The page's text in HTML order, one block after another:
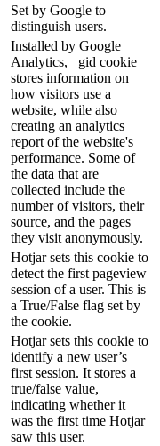
Set by Google to
distinguish users.
Installed by Google
Analytics, _gid cookie
stores information on
how visitors use a
website, while also
creating an analytics
report of the website's
performance. Some of
the data that are
collected include the
number of visitors, their
source, and the pages
they visit anonymously.
Hotjar sets this cookie to
detect the first pageview
session of a user. This is
a True/False flag set by
the cookie.
Hotjar sets this cookie to
identify a new user’s
first session. It stores a
true/false value,
indicating whether it
was the first time Hotjar
saw this user.